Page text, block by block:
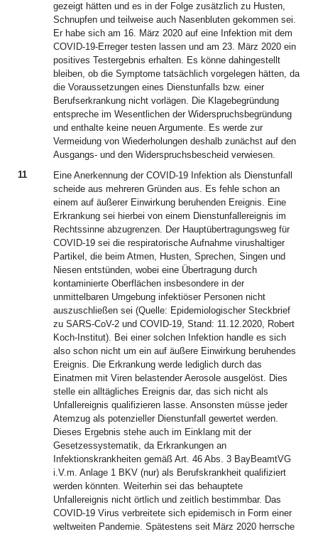
gezeigt hätten und es in der Folge zusätzlich zu Husten,
Schnupfen und teilweise auch Nasenbluten gekommen sei.
Er habe sich am 16. März 2020 auf eine Infektion mit dem
COVID-19-Erreger testen lassen und am 23. März 2020 ein
positives Testergebnis erhalten. Es könne dahingestellt
bleiben, ob die Symptome tatsächlich vorgelegen hätten, da
die Voraussetzungen eines Dienstunfalls bzw. einer
Berufserkrankung nicht vorlägen. Die Klagebegründung
entspreche im Wesentlichen der Widerspruchsbegründung
und enthalte keine neuen Argumente. Es werde zur
Vermeidung von Wiederholungen deshalb zunächst auf den
Ausgangs- und den Widerspruchsbescheid verwiesen.
11
Eine Anerkennung der COVID-19 Infektion als Dienstunfall
scheide aus mehreren Gründen aus. Es fehle schon an
einem auf äußerer Einwirkung beruhenden Ereignis. Eine
Erkrankung sei hierbei von einem Dienstunfallereignis im
Rechtssinne abzugrenzen. Der Hauptübertragungsweg für
COVID-19 sei die respiratorische Aufnahme virushaltiger
Partikel, die beim Atmen, Husten, Sprechen, Singen und
Niesen entstünden, wobei eine Übertragung durch
kontaminierte Oberflächen insbesondere in der
unmittelbaren Umgebung infektiöser Personen nicht
auszuschließen sei (Quelle: Epidemiologischer Steckbrief
zu SARS-CoV-2 und COVID-19, Stand: 11.12.2020, Robert
Koch-Institut). Bei einer solchen Infektion handle es sich
also schon nicht um ein auf äußere Einwirkung beruhendes
Ereignis. Die Erkrankung werde lediglich durch das
Einatmen mit Viren belastender Aerosole ausgelöst. Dies
stelle ein alltägliches Ereignis dar, das sich nicht als
Unfallereignis qualifizieren lasse. Ansonsten müsse jeder
Atemzug als potenzieller Dienstunfall gewertet werden.
Dieses Ergebnis stehe auch im Einklang mit der
Gesetzessystematik, da Erkrankungen an
Infektionskrankheiten gemäß Art. 46 Abs. 3 BayBeamtVG
i.V.m. Anlage 1 BKV (nur) als Berufskrankheit qualifiziert
werden könnten. Weiterhin sei das behauptete
Unfallereignis nicht örtlich und zeitlich bestimmbar. Das
COVID-19 Virus verbreitete sich epidemisch in Form einer
weltweiten Pandemie. Spätestens seit März 2020 herrsche